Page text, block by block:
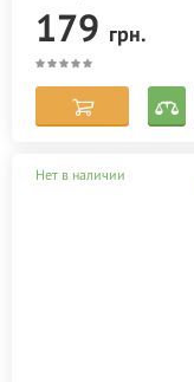
179 грн.
Нет в наличии